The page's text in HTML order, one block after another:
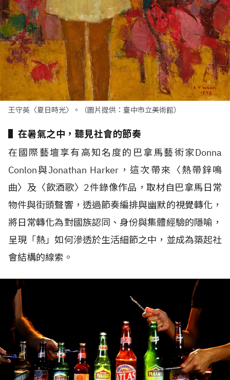
王守英〈夏日時光〉。（圖片提供：臺中市立美術館）
▌在暑氣之中，聽見社會的節奏
在國際藝壇享有高知名度的巴拿馬藝術家Donna
Conlon與Jonathan Harker ，這次帶來〈熱帶鋅鳴
曲〉及〈飲酒歌〉 2件錄像作品，取材自巴拿馬日常
物件與街頭聲響，透過節奏編排與幽默的視覺轉化，
將日常轉化為對國族認同、身份與集體經驗的隱喻，
呈現「熱」如何滲透於生活細節之中，並成為築起社
會結構的線索。